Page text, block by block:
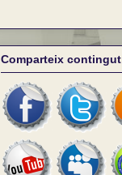
Comparteix contingut